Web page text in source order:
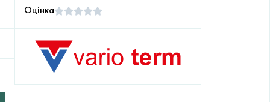
Оцінка